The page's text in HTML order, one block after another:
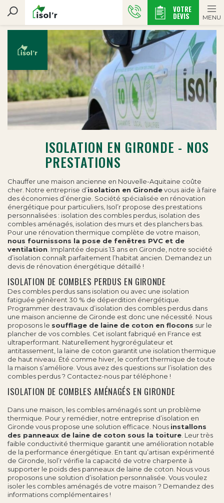
VOTRE
DEVIS MENU
ISOLATION EN GIRONDE - NOS
PRESTATIONS
Chauffer une maison ancienne en Nouvelle-Aquitaine coûte
cher. Notre entreprise d’isolation en Girondevous aide à faire
des économies d’énergie. Société spécialisée en rénovation
énergétique pour particuliers, Isol’r propose des prestations
personnalisées : isolation des combles perdus, isolation des
combles aménagés, isolation des murs et des planchers bas.
Pour une rénovation thermique complète de votre maison,
nous fournissons la pose de fenêtres PVC et de
ventilation . Implantée depuis 13 ans en Gironde, notre société
d’isolation connaît parfaitement l’habitat ancien. Demandez un
devis de rénovation énergétique détaillé !
ISOLATION DE COMBLES PERDUS EN GIRONDE
Des combles perdus sans isolation ou avec une isolation
fatiguée génèrent 30 % de déperdition énergétique.
Programmer des travaux d’isolation des combles perdus dans
une maison ancienne de Gironde est donc une nécessité. Nous
proposons le soufflage de laine de coton en flocons sur le
plancher de vos combles. Cet isolant fabriqué en France est
ultraperformant. Naturellement hygrorégulateur et
antitassement, la laine de coton garantit une isolation thermique
de haut niveau. Été comme hiver, le confort thermique de toute
la maison s’améliore. Vous avez des questions sur l’isolation des
combles perdus ? Contactez-nous par téléphone !
ISOLATION DE COMBLES AMÉNAGÉS EN GIRONDE
Dans une maison, les combles aménagés sont un problème
thermique. Pour y remédier, notre entreprise d’isolation en
Gironde vous propose une solution efficace. Nous installons
des panneaux de laine de coton sous la toiture . Leur très
faible conductivité thermique garantit une amélioration notable
de la performance énergétique. En tant qu’artisan expérimenté
de Gironde, Isol’r vérifie la capacité de votre charpente à
supporter le poids des panneaux de laine de coton. Nous vous
proposons une solution d’isolation personnalisée. Vous voulez
isoler les combles aménagés de votre maison ? Demandez des
informations complémentaires !